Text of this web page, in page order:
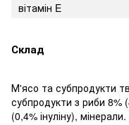
вітамін E
Склад
М'ясо та субпродукти
субпродукти з риби 8%
(0,4% інуліну), мінерали.